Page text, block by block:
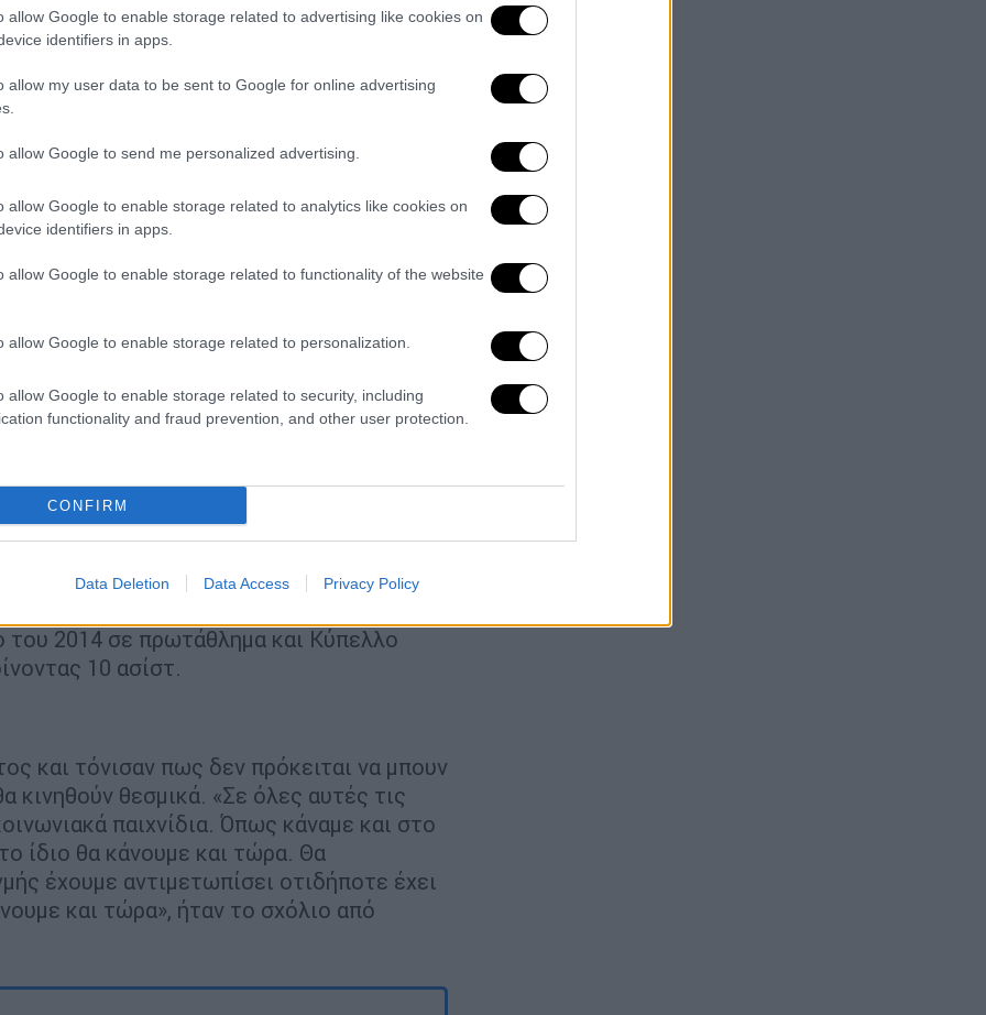
allow Google to enable storage related to advertising like cookies on
identifiers in apps.
allow my user data to be sent to Google for online advertising
allow Google to send me personalized advertising.
allow Google to enable storage related to analytics like cookies on
identifiers in apps.
allow Google to enable storage related to functionality of the website
allow Google to enable storage related to personalization.
allow Google to enable storage related to security, including
functionality and fraud prevention, and other user protection.
CONFIRM
Data Deletion Data Access Privacy Policy
λόγο για οφειλή 84.675 ευρώ και το
του 50%, δηλαδή περίπου 42.000
ο παίκτης θα ισχύσει το -3 και για
-3 μέχρι να εξοφληθεί ο
την επωνυμία
ΑΝΩΝΥΜΗ ΕΤΑΙΡΕΙΑ» και το
της αφαίρεσης τριών (3) βαθμών
επίσημο αγώνα του πρωταθλήματος στο
(5) εργάσιμων ημερών από την επόμενη
ανώνυμης εταιρείας, την
βαθμών, από τον βαθμολογικό πίνακα
προθεσμίας πέντε (5) εργάσιμων
της παρούσας» αναφέρεται
με τη φανέλα του ΟΦΗ από τον
του 2014 σε πρωτάθλημα και Κύπελλο
10 ασίστ.
και τόνισαν πως δεν πρόκειται να μπουν
κινηθούν θεσμικά. «Σε όλες αυτές τις
παιχνίδια. Όπως κάναμε και στο
ίδιο θα κάνουμε και τώρα. Θα
έχουμε αντιμετωπίσει οτιδήποτε έχει
και τώρα», ήταν το σχόλιο από